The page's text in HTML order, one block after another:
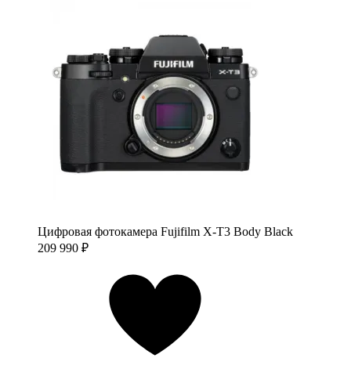
Цифровая фотокамера Fujifilm X-T3 Body Black
209 990 ₽